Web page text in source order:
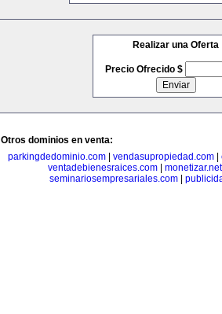
Realizar una Oferta
Precio Ofrecido $
Otros dominios en venta:
parkingdedominio.com| vendasupropiedad.com|
ventadebienesraices.com
monetizar.net
seminariosempresariales.com